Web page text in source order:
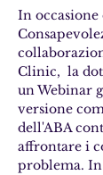
In occasione
Clinic,  la
un Webinar
versione
dell'ABA
affrontare i
problema. In